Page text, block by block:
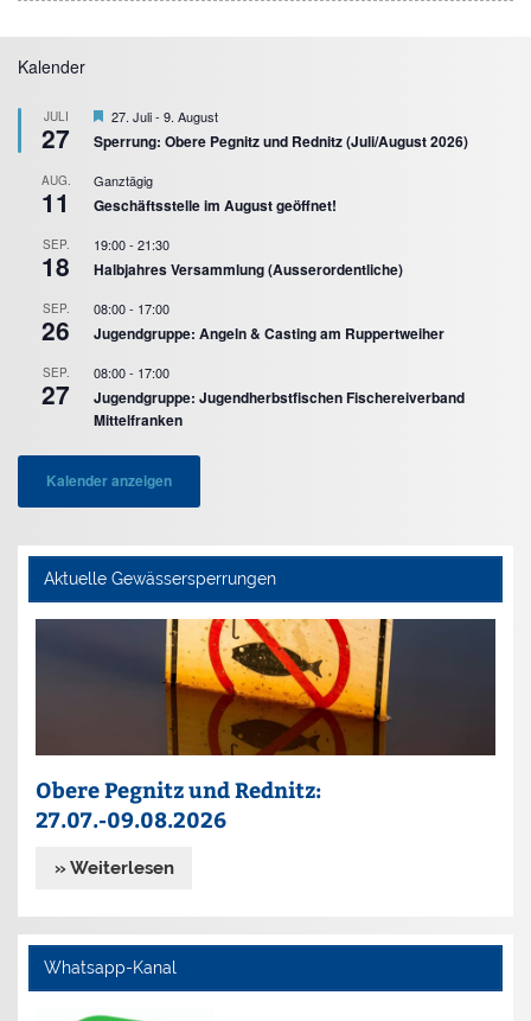
Kalender
JULI
27
Hervorgehoben
27. Juli-9. August
Sperrung: Obere Pegnitz und Rednitz (Juli/August 2026)
AUG.
11
Ganztägig
Geschäftsstelle im August geöffnet!
SEP.
18
19:00-21:30
Halbjahres Versammlung (Ausserordentliche)
SEP.
26
08:00- 17:00
Jugendgruppe: Angeln & Casting am Ruppertweiher
SEP.
27
08:00- 17:00
Jugendgruppe: Jugendherbstfischen Fischereiverband
Mittelfranken
Kalender anzeigen
Aktuelle Gewässersperrungen
Obere Pegnitz und Rednitz:
27.07.-09.08.2026
» Weiterlesen
Whatsapp-Kanal